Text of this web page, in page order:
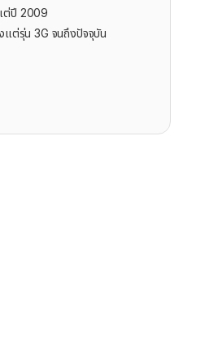
ต่ปี 2009
ต่รุ่น 3G จนถึงปัจจุบัน